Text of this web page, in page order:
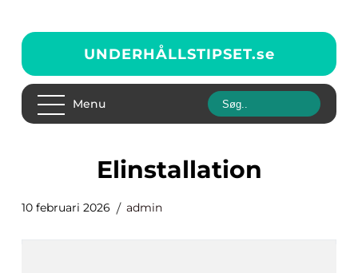
UNDERHÅLLSTIPSET.se
Menu
Elinstallation
10 februari 2026 admin